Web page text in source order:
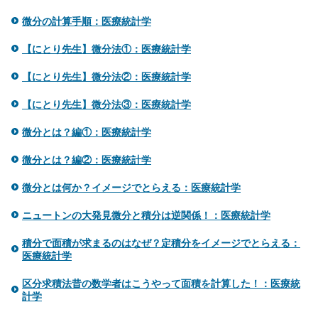
微分の計算手順：医療統計学
【にとり先生】微分法①：医療統計学
【にとり先生】微分法②：医療統計学
【にとり先生】微分法③：医療統計学
微分とは？編①：医療統計学
微分とは？編②：医療統計学
微分とは何か？イメージでとらえる：医療統計学
ニュートンの大発見微分と積分は逆関係！：医療統計学
積分で面積が求まるのはなぜ？定積分をイメージでとらえる：
医療統計学
区分求積法昔の数学者はこうやって面積を計算した！：医療統
計学